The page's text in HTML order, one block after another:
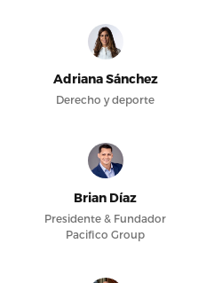
Adriana Sánchez
Derecho y deporte
Brian Díaz
Presidente & Fundador
Pacifico Group